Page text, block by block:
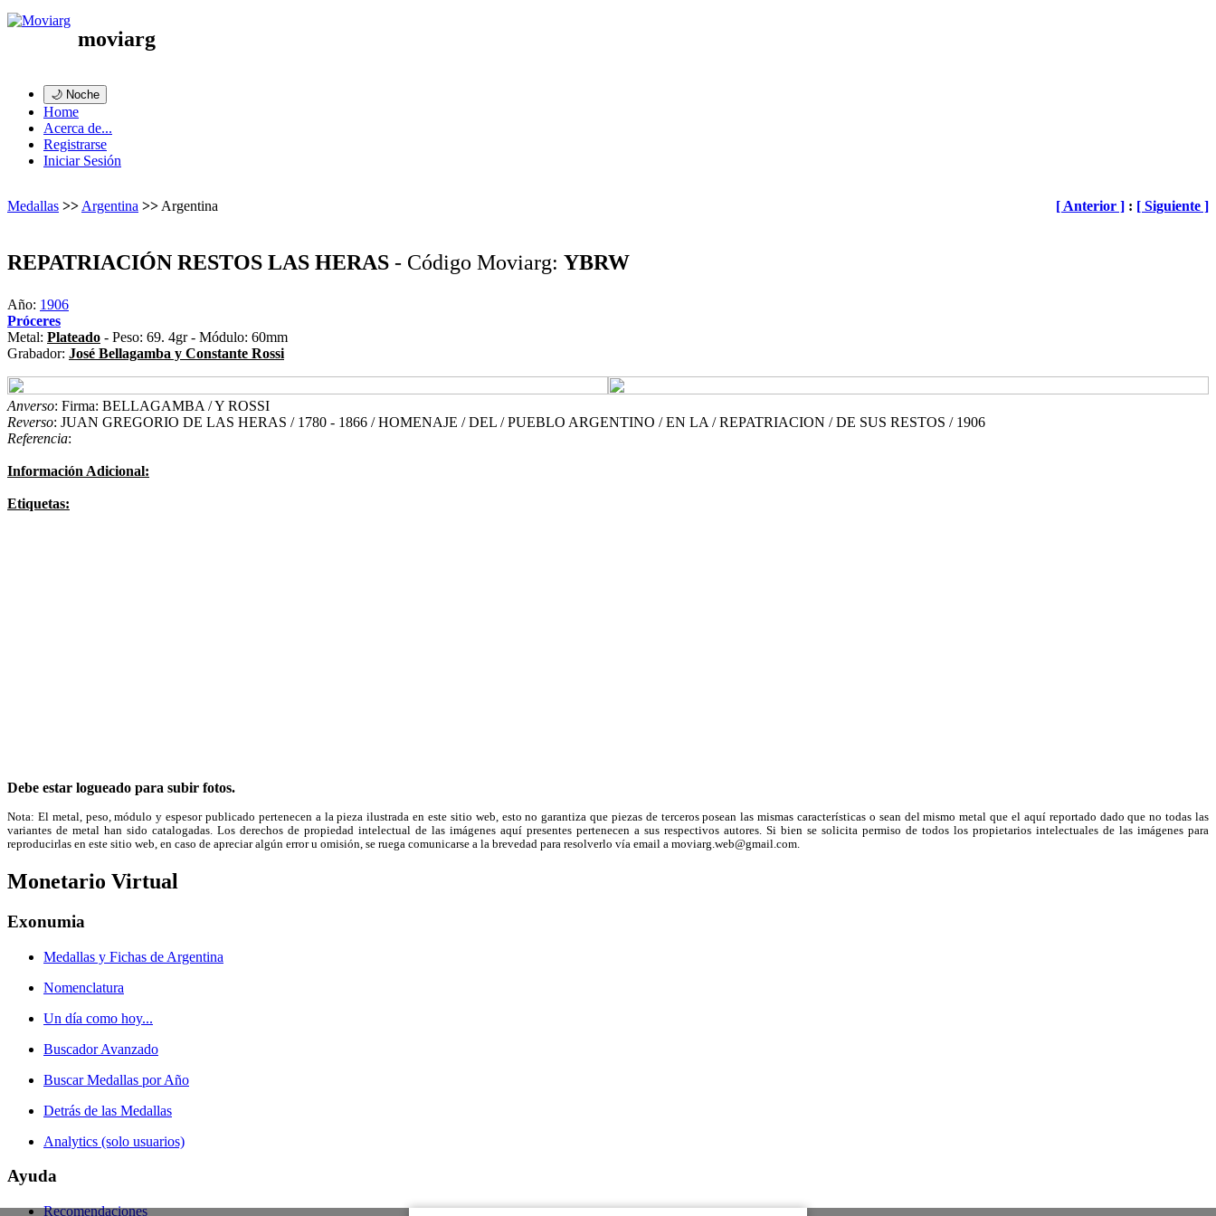
moviarg
🌙 Noche
Home
Acerca de...
Registrarse
Iniciar Sesión
Medallas >> Argentina >> Argentina [ Anterior ] : [ Siguiente ]
REPATRIACIÓN RESTOS LAS HERAS - Código Moviarg: YBRW
Año: 1906
Próceres
Metal: Plateado - Peso: 69. 4gr - Módulo: 60mm
Grabador: José Bellagamba y Constante Rossi
Anverso: Firma: BELLAGAMBA / Y ROSSI
Reverso: JUAN GREGORIO DE LAS HERAS / 1780 - 1866 / HOMENAJE / DEL / PUEBLO ARGENTINO / EN LA / REPATRIACION / DE SUS RESTOS / 1906
Referencia:
Información Adicional:
Etiquetas:
Debe estar logueado para subir fotos.
Nota: El metal, peso, módulo y espesor publicado pertenecen a la pieza ilustrada en este sitio web, esto no garantiza que piezas de terceros posean las mismas características o sean del mismo metal que el aquí reportado dado que no todas las
variantes de metal han sido catalogadas. Los derechos de propiedad intelectual de las imágenes aquí presentes pertenecen a sus respectivos autores. Si bien se solicita permiso de todos los propietarios intelectuales de las imágenes para
reproducirlas en este sitio web, en caso de apreciar algún error u omisión, se ruega comunicarse a la brevedad para resolverlo vía email a moviarg.web@gmail.com.
Monetario Virtual
Exonumia
Medallas y Fichas de Argentina
Nomenclatura
Un día como hoy...
Buscador Avanzado
Buscar Medallas por Año
Detrás de las Medallas
Analytics (solo usuarios)
Ayuda
Recomendaciones